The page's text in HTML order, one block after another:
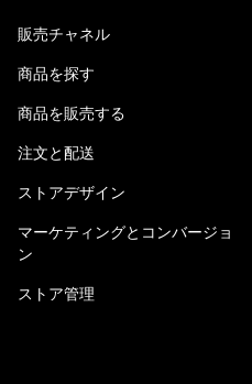
販売チャネル
商品を探す
商品を販売する
注文と配送
ストアデザイン
マーケティングとコンバージョ
ン
ストア管理